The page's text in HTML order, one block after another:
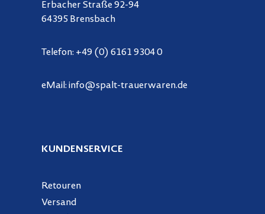
Erbacher Straße 92-94
64395 Brensbach
Telefon: +49 (0) 6161 9304 0
eMail: info@spalt-trauerwaren.de
KUNDENSERVICE
Retouren
Versand